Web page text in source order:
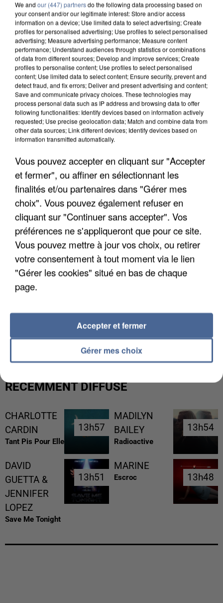
LES DONNÉES DE 300 000 CLIENTS DÉROBÉES À
LES FRANÇAIS, FANS DE LA FLEMME
RÉCEMMENT DIFFUSÉ
CHARLOTTE
CARDIN
Tant Pis Pour Elle
13h57
13h57
MADILYN
BAILEY
Radioactive
13h54
13h54
DAVID
GUETTA &
JENNIFER
LOPEZ
Save Me Tonight
13h51
13h51
MARINE
Escroc 13h48
13h48
We and our (447) partnersdo the following data processing based on
your consent and/or our legitimate interest: Store and/or access
information on a device; Use limited data to select advertising; Create
profiles for personalised advertising; Use profiles to select personalised
advertising; Measure advertising performance; Measure content
performance; Understand audiences through statistics or combinations
of data from different sources; Develop and improve services; Create
profiles to personalise content; Use profiles to select personalised
content; Use limited data to select content; Ensure security, prevent and
detect fraud, and fix errors; Deliver and present advertising and content;
Save and communicate privacy choices. These technologies may
process personal data such as IP address and browsing data to offer
following functionalities: Identify devices based on information actively
requested; Use precise geolocation data; Match and combine data from
other data sources; Link different devices; Identify devices based on
information transmitted automatically.
Vous pouvez accepter en cliquant sur "Accepter
et fermer", ou affiner en sélectionnant les
finalités et/ou partenaires dans "Gérer mes
choix". Vous pouvez également refuser en
cliquant sur "Continuer sans accepter". Vos
préférences ne s'appliqueront que pour ce site.
Vous pouvez mettre à jour vos choix, ou retirer
votre consentement à tout moment via le lien
"Gérer les cookies" situé en bas de chaque
page.
Gérer mes choix
Accepter et fermer